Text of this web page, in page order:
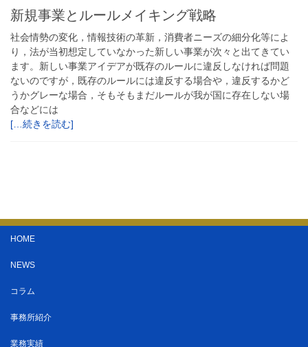
新規事業とルールメイキング戦略
社会情勢の変化，情報技術の革新，消費者ニーズの細分化等によ
り，法が当初想定していなかった新しい事業が次々と出てきてい
ます。新しい事業アイデアが既存のルールに違反しなければ問題
ないのですが，既存のルールには違反する場合や，違反するかど
うかグレーな場合，そもそもまだルールが我が国に存在しない場
合などには
[…続きを読む]
HOME
NEWS
コラム
事務所紹介
業務実績